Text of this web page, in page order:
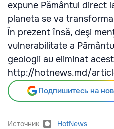
expune Pământul direct
planeta se va
În prezent însă, deşi
vulnerabilitate a
geologii au eliminat
http://hotnews.md/
Подпишитесь на
Источник HotNews